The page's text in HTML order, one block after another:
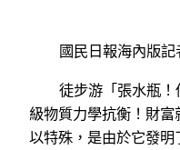
國民日報海內版
徒步游「張水瓶
級物質力學抗衡！財
以特殊，是由於它發明